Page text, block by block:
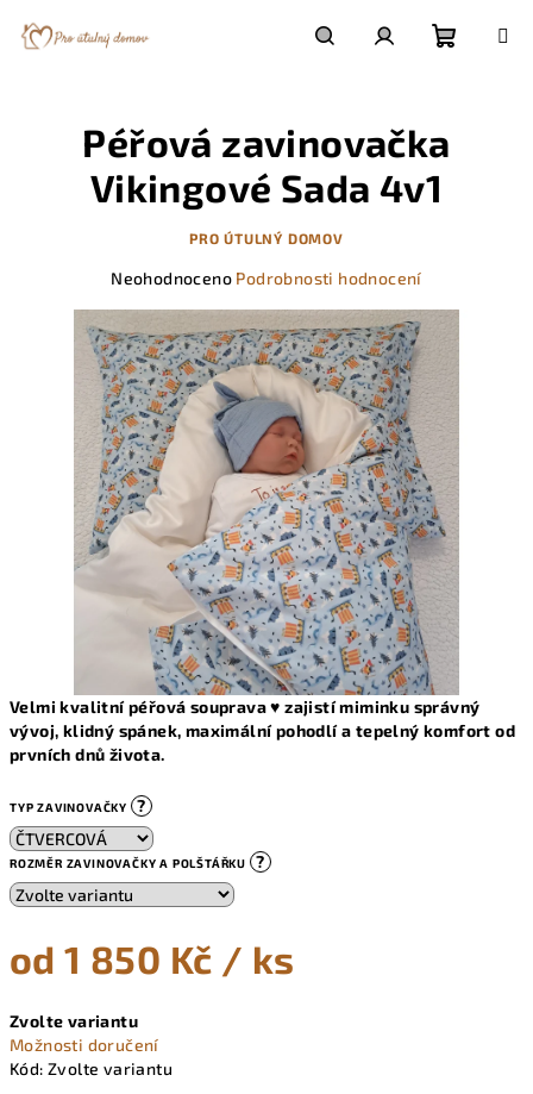
košík
Velmi kvalitní péřová souprava ♥ zajistí miminku správný
vývoj, klidný spánek, maximální pohodlí a tepelný komfort od
prvních dnů života.
TYP ZAVINOVAČKY ?
ROZMĚR ZAVINOVAČKY A POLŠTÁŘKU ?
od1 850 Kč / ks
cena:
Zvolte variantu
Možnosti doručení
Kód: Zvolte variantu
Péřová zavinovačka
Vikingové Sada 4v1
PRO ÚTULNÝ DOMOV
Průměrné
je
0,0
z
5
hvězdiček.
Neohodnoceno Podrobnosti hodnocení